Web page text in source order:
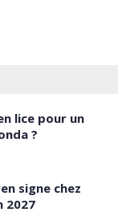
lice pour un
?
signe chez
2027